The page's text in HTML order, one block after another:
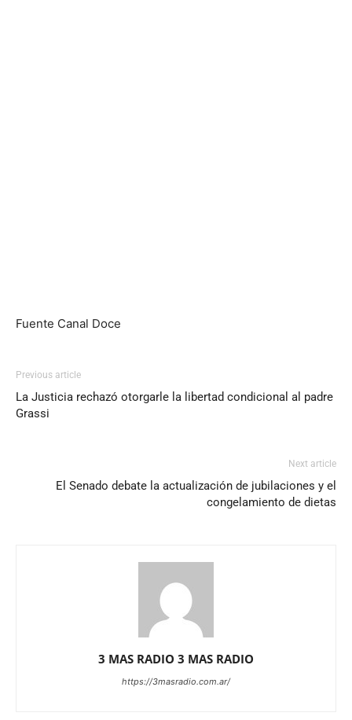
Fuente Canal Doce
Previous article
La Justicia rechazó otorgarle la libertad condicional al padre
Grassi
Next article
El Senado debate la actualización de jubilaciones y el
congelamiento de dietas
3 MAS RADIO 3 MAS RADIO
https://3masradio.com.ar/